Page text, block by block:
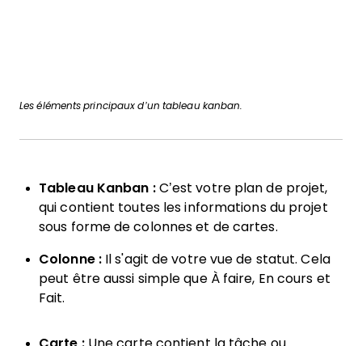
Les éléments principaux d’un tableau kanban.
Tableau Kanban :C’est votre plan de projet,
qui contient toutes les informations du projet
sous forme de colonnes et de cartes.
Colonne :Il s'agit de votre vue de statut. Cela
peut être aussi simple que À faire, En cours et
Fait.
Carte :Une carte contient la tâche ou